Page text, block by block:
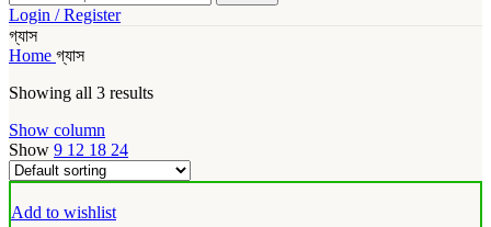
Login / Register
গ্যাস
Home গ্যাস
Showing all 3 results
Show column
Show 9 12 18 24
Add to wishlist